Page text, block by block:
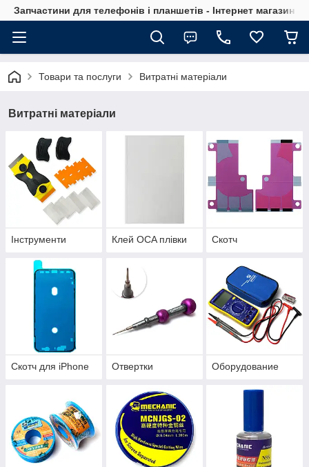
Запчастини для телефонів і планшетів - Інтернет магазин
Товари та послуги Витратні матеріали
Витратні матеріали
Інструменти Клей OCA плівки Скотч
Скотч для iPhone Отвертки Оборудование